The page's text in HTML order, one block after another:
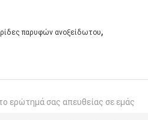
παρυφών ανοξείδωτου,
ερώτημά σας απευθείας σε εμάς